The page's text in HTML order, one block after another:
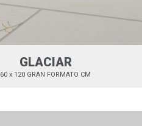
GLACIAR
60 x 120 GRAN FORMATO CM